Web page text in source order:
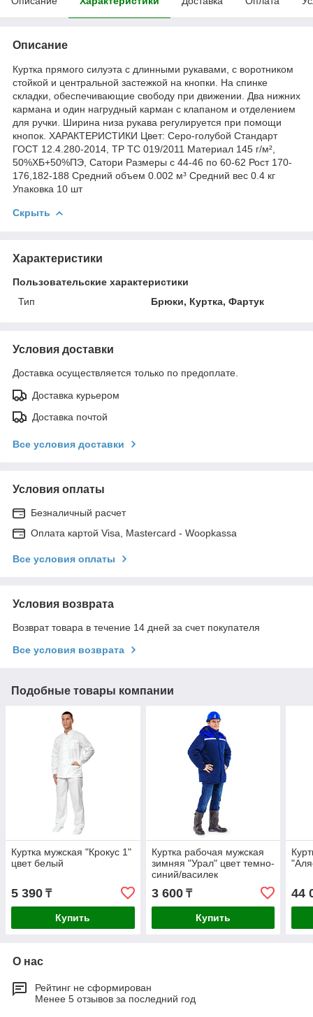
Описание
Куртка прямого силуэта с длинными рукавами, с воротником
стойкой и центральной застежкой на кнопки. На спинке
складки, обеспечивающие свободу при движении. Два нижних
кармана и один нагрудный карман с клапаном и отделением
для ручки. Ширина низа рукава регулируется при помощи
кнопок. ХАРАКТЕРИСТИКИ Цвет: Серо-голубой Стандарт
ГОСТ 12.4.280-2014, ТР ТС 019/2011 Материал 145 г/м²,
50%ХБ+50%ПЭ, Сатори Размеры с 44-46 по 60-62 Рост 170-
176,182-188 Средний объем 0.002 м³ Средний вес 0.4 кг
Упаковка 10 шт
Скрыть
Характеристики
Пользовательские характеристики
Тип
Брюки, Куртка, Фартук
Условия доставки
Доставка осуществляется только по предоплате.
Доставка курьером
Доставка почтой
Все условия доставки
Условия оплаты
Безналичный расчет
Оплата картой Visa, Mastercard - Woopkassa
Все условия оплаты
Условия возврата
Возврат товара в течение 14 дней за счет покупателя
Все условия возврата
Подобные товары компании
Куртка мужская "Крокус 1"
цвет белый
5 390 ₸
Купить
Куртка рабочая мужская
зимняя "Урал" цвет темно-
синий/василек
3 600₸
Купить
44
О нас
Рейтинг не сформирован
Менее 5 отзывов за последний год